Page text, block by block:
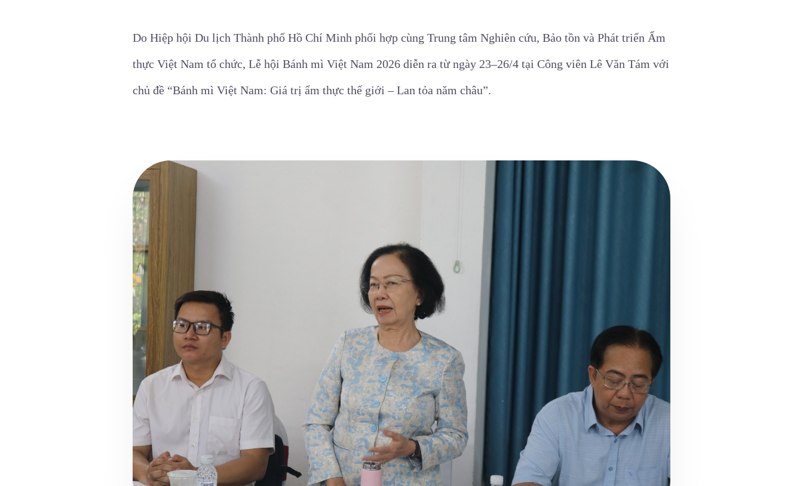
Do Hiệp hội Du lịch Thành phố Hồ Chí Minh phối hợp cùng Trung tâm Nghiên cứu, Bảo tồn và Phát triển Ẩm
thực Việt Nam tổ chức, Lễ hội Bánh mì Việt Nam 2026 diễn ra từ ngày 23–26/4 tại Công viên Lê Văn Tám với
chủ đề “Bánh mì Việt Nam: Giá trị ẩm thực thế giới – Lan tỏa năm châu”.